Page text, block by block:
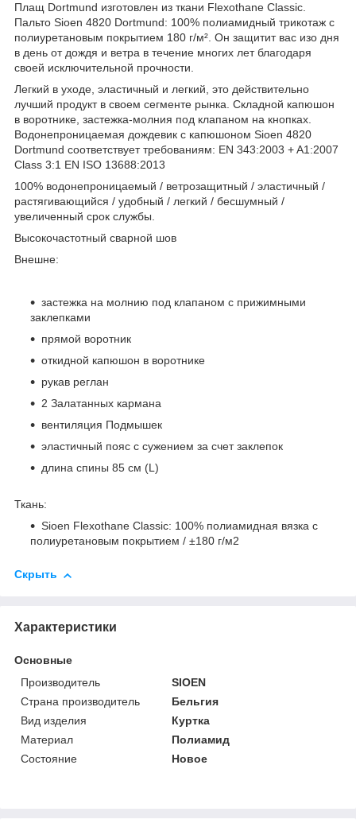
Плащ Dortmund изготовлен из ткани Flexothane Classic.
Пальто Sioen 4820 Dortmund: 100% полиамидный трикотаж с
полиуретановым покрытием 180 г/м². Он защитит вас изо дня
в день от дождя и ветра в течение многих лет благодаря
своей исключительной прочности.
Легкий в уходе, эластичный и легкий, это действительно
лучший продукт в своем сегменте рынка. Складной капюшон
в воротнике, застежка-молния под клапаном на кнопках.
Водонепроницаемая дождевик с капюшоном Sioen 4820
Dortmund соответствует требованиям: EN 343:2003 + A1:2007
Class 3:1 EN ISO 13688:2013
100% водонепроницаемый / ветрозащитный / эластичный /
растягивающийся / удобный / легкий / бесшумный /
увеличенный срок службы.
Высокочастотный сварной шов
Внешне:
застежка на молнию под клапаном с прижимными
заклепками
прямой воротник
откидной капюшон в воротнике
рукав реглан
2 Залатанных кармана
вентиляция Подмышек
эластичный пояс с сужением за счет заклепок
длина спины 85 см (L)
Ткань:
Sioen Flexothane Classic: 100% полиамидная вязка с
полиуретановым покрытием / ±180 г/м2
Скрыть
Характеристики
Основные
Производитель
SIOEN
Страна производитель
Бельгия
Вид изделия
Куртка
Материал
Полиамид
Состояние
Новое